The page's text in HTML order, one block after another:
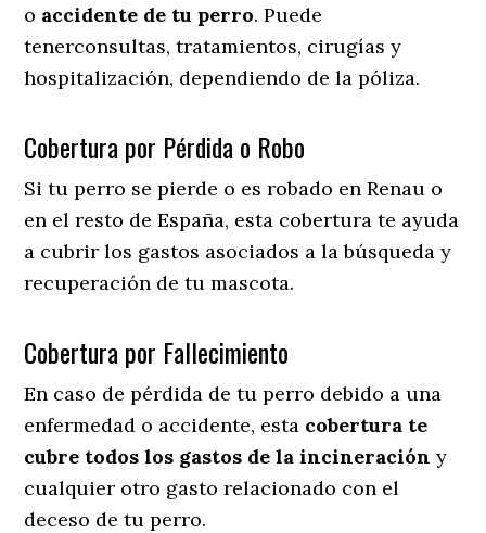
o accidente de tu perro. Puede
tenerconsultas, tratamientos, cirugías y
hospitalización, dependiendo de la póliza.
Cobertura por Pérdida o Robo
Si tu perro se pierde o es robado en Renau o
en el resto de España, esta cobertura te ayuda
a cubrir los gastos asociados a la búsqueda y
recuperación de tu mascota.
Cobertura por Fallecimiento
En caso de pérdida de tu perro debido a una
enfermedad o accidente, esta cobertura te
cubre todos los gastos de la incineración y
cualquier otro gasto relacionado con el
deceso de tu perro.